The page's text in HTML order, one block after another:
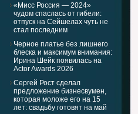
«Мисс Россия — 2024»
чудом спаслась от гибели:
отпуск на Сейшелах чуть не
стал последним
Черное платье без лишнего
блеска и максимум внимания:
Ирина Шейк появилась на
Actor Awards 2026
Сергей Рост сделал
предложение бизнесвумен,
которая моложе его на 15
лет: свадьбу готовят на май